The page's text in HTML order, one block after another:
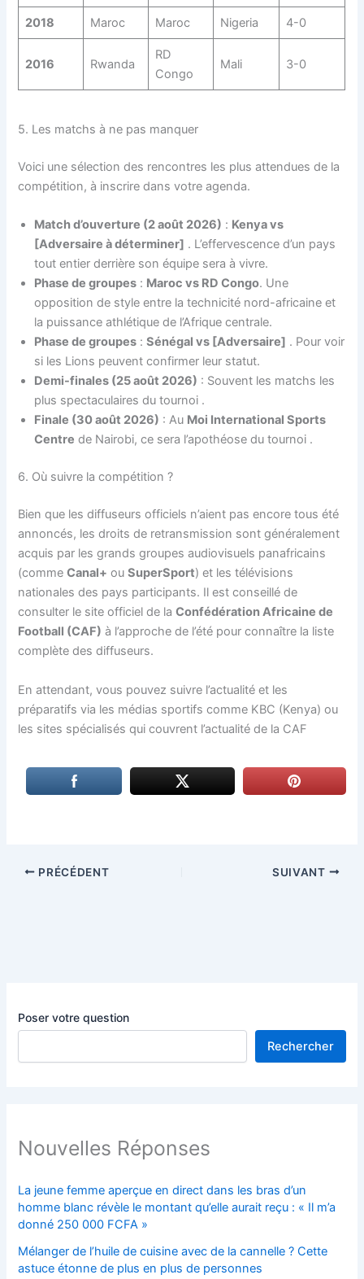
Poser votre question
Rechercher
Nouvelles Réponses
La jeune femme aperçue en direct dans les bras d’un
homme blanc révèle le montant qu’elle aurait reçu : « Il m’a
donné 250 000 FCFA »
Mélanger de l’huile de cuisine avec de la cannelle ? Cette
astuce étonne de plus en plus de personnes
2018 Maroc Maroc Nigeria 4-0
2016 Rwanda
RD
Congo
Mali 3-0
5. Les matchs à ne pas manquer
Voici une sélection des rencontres les plus attendues de la
compétition, à inscrire dans votre agenda.
Match d’ouverture (2 août 2026) : Kenya vs
[Adversaire à déterminer] . L’effervescence d’un pays
tout entier derrière son équipe sera à vivre.
Phase de groupes : Maroc vs RD Congo. Une
opposition de style entre la technicité nord-africaine et
la puissance athlétique de l’Afrique centrale.
Phase de groupes :Sénégal vs [Adversaire] . Pour voir
si les Lions peuvent confirmer leur statut.
Demi-finales (25 août 2026) : Souvent les matchs les
plus spectaculaires du tournoi .
Finale (30 août 2026) : Au Moi International Sports
Centre de Nairobi, ce sera l’apothéose du tournoi .
6. Où suivre la compétition ?
Bien que les diffuseurs officiels n’aient pas encore tous été
annoncés, les droits de retransmission sont généralement
acquis par les grands groupes audiovisuels panafricains
(commeCanal+ ouSuperSport) et les télévisions
nationales des pays participants. Il est conseillé de
consulter le site officiel de laConfédération Africaine de
Football (CAF) à l’approche de l’été pour connaître la liste
complète des diffuseurs.
En attendant, vous pouvez suivre l’actualité et les
préparatifs via les médias sportifs comme KBC (Kenya) ou
les sites spécialisés qui couvrent l’actualité de la CAF
PRÉCÉDENT SUIVANT